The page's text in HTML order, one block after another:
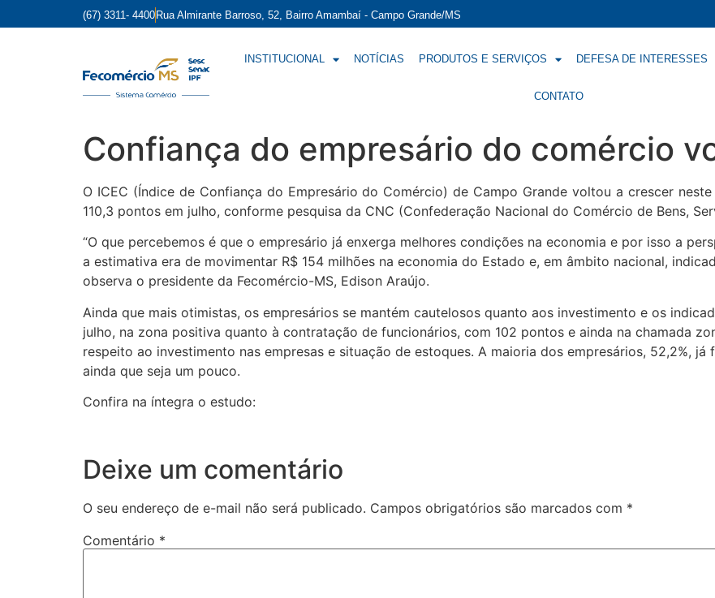
(67) 3311- 4400 Rua Almirante Barroso, 52, Bairro Amambaí - Campo Grande/MS
INSTITUCIONAL NOTÍCIAS PRODUTOS E SERVIÇOS DEFESA DE INTERESSES
CONTATO
Confiança do empresário do comércio
O ICEC (Índice de Confiança do Empresário do Comércio) de Campo Grande voltou a crescer
110,3 pontos em julho, conforme pesquisa da CNC (Confederação Nacional do Comércio de Bens,
“O que percebemos é que o empresário já enxerga melhores condições na economia e por isso a
a estimativa era de movimentar R$ 154 milhões na economia do Estado e, em âmbito nacional,
observa o presidente da Fecomércio-MS, Edison Araújo.
Ainda que mais otimistas, os empresários se mantém cautelosos quanto aos investimento e os
julho, na zona positiva quanto à contratação de funcionários, com 102 pontos e ainda na chamada
respeito ao investimento nas empresas e situação de estoques. A maioria dos empresários, 52,2%,
ainda que seja um pouco.
Confira na íntegra o estudo:
Deixe um comentário
O seu endereço de e-mail não será publicado. Campos obrigatórios são marcados com *
Comentário *